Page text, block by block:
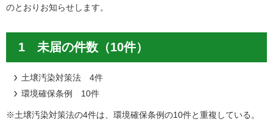
のとおりお知らせします。
1 未届の件数（10件）
土壌汚染対策法 4件
環境確保条例 10件
※土壌汚染対策法の4件は、環境確保条例の10件と重複している。